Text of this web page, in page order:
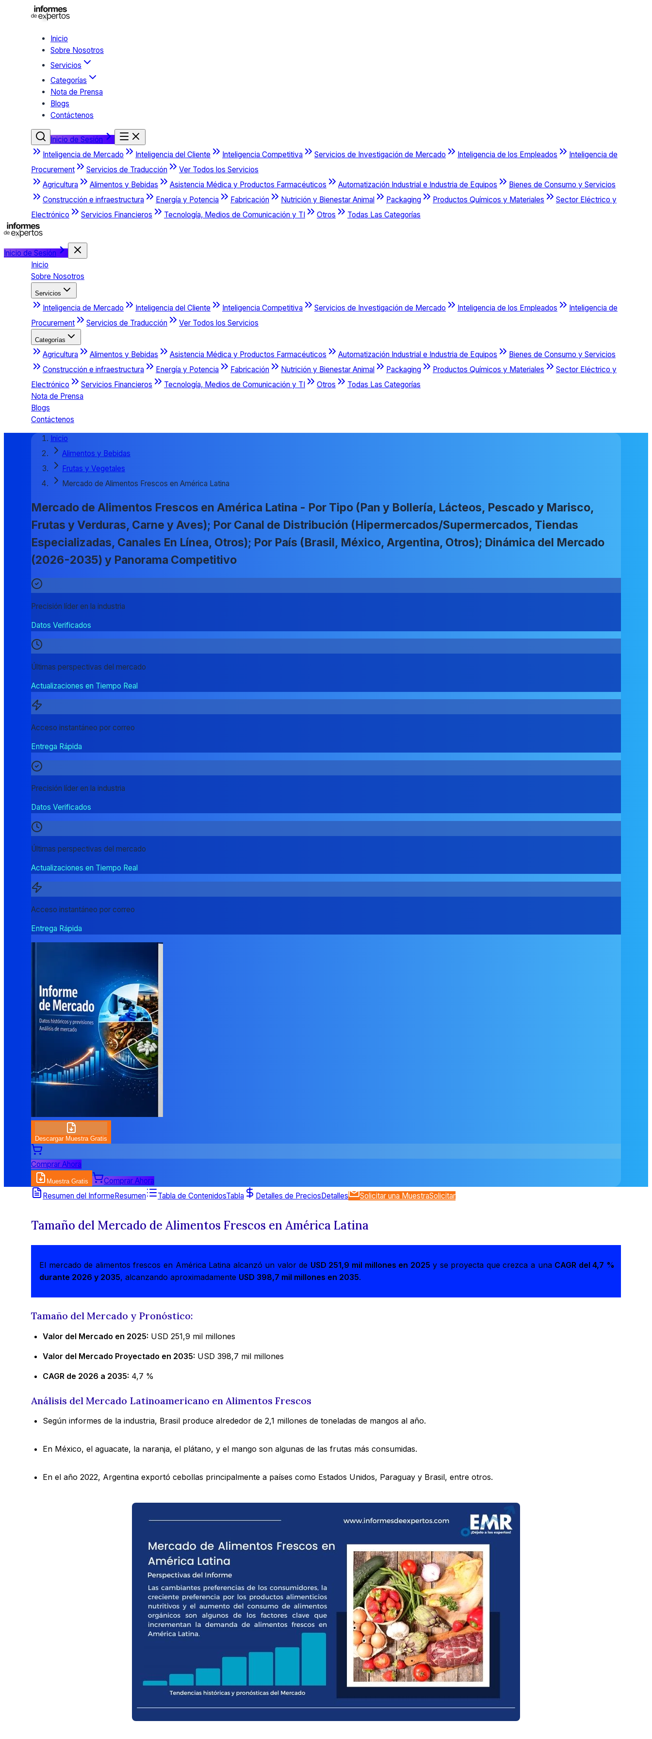
Inicio
Sobre Nosotros
Servicios
Categorías
Nota de Prensa
Blogs
Contáctenos
Inicio de Sesión
Inteligencia de Mercado
Inteligencia del Cliente Inteligencia Competitiva Servicios de Investigación de Mercado Inteligencia de los Empleados
Inteligencia de
Procurement
Servicios de Traducción
Ver Todos los Servicios
Agricultura
Alimentos y Bebidas Asistencia Médica y Productos Farmacéuticos Automatización Industrial e Industria de Equipos
Bienes de Consumo y Servicios
Construcción e infraestructura
Energía y Potencia Fabricación Nutrición y Bienestar Animal Packaging Productos Químicos y Materiales
Sector Eléctrico y
Electrónico
Servicios Financieros Tecnología, Medios de Comunicación y TI Otros Todas Las Categorías
Inicio de Sesión
Inicio
Sobre Nosotros
Servicios
Inteligencia de Mercado Inteligencia del Cliente Inteligencia Competitiva Servicios de Investigación de Mercado Inteligencia de los Empleados
Inteligencia de
Procurement
Servicios de Traducción Ver Todos los Servicios
Categorías
Agricultura Alimentos y Bebidas Asistencia Médica y Productos Farmacéuticos Automatización Industrial e Industria de Equipos
Bienes de Consumo y Servicios
Construcción e infraestructura
Energía y Potencia Fabricación Nutrición y Bienestar Animal Packaging Productos Químicos y Materiales
Sector Eléctrico y
Electrónico
Servicios Financieros Tecnología, Medios de Comunicación y TI Otros
Todas Las Categorías
Nota de Prensa
Blogs
Contáctenos
Inicio
Alimentos y Bebidas
Frutas y Vegetales
Mercado de Alimentos Frescos en América Latina
Mercado de Alimentos Frescos en América Latina - Por Tipo (Pan y Bollería, Lácteos, Pescado y Marisco,
Frutas y Verduras, Carne y Aves); Por Canal de Distribución (Hipermercados/Supermercados, Tiendas
Especializadas, Canales En Línea, Otros); Por País (Brasil, México, Argentina, Otros); Dinámica del Mercado
(2026-2035) y Panorama Competitivo
Precisión líder en la industria
Datos Verificados
Últimas perspectivas del mercado
Actualizaciones en Tiempo Real
Acceso instantáneo por correo
Entrega Rápida
Precisión líder en la industria
Datos Verificados
Últimas perspectivas del mercado
Actualizaciones en Tiempo Real
Acceso instantáneo por correo
Entrega Rápida
Descargar Muestra Gratis
Comprar Ahora
Muestra Gratis
Comprar Ahora
Resumen del InformeResumen Tabla de ContenidosTabla Detalles de PreciosDetalles Solicitar una MuestraSolicitar
Tamaño del Mercado de Alimentos Frescos en América Latina
El mercado de alimentos frescos en América Latina alcanzó un valor de USD 251,9 mil millones en 2025 y se proyecta que crezca a una CAGR del 4,7 %
durante 2026 y 2035, alcanzando aproximadamente USD 398,7 mil millones en 2035.
Tamaño del Mercado y Pronóstico:
Valor del Mercado en 2025: USD 251,9 mil millones
Valor del Mercado Proyectado en 2035: USD 398,7 mil millones
CAGR de 2026 a 2035: 4,7 %
Análisis del Mercado Latinoamericano en Alimentos Frescos
Según informes de la industria, Brasil produce alrededor de 2,1 millones de toneladas de mangos al año.
En México, el aguacate, la naranja, el plátano, y el mango son algunas de las frutas más consumidas.
En el año 2022, Argentina exportó cebollas principalmente a países como Estados Unidos, Paraguay y Brasil, entre otros.